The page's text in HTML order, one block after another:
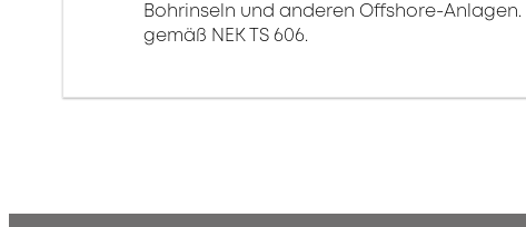
Bohrinseln und anderen Offshore-
gemäß NEK TS 606.